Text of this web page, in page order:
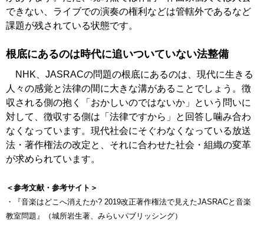
できない、ライブでの演奏の権利などは管轄外であるなど
課題が残されている状態です。
根底にあるのは時代に追いついていない法整備
NHK、JASRACの問題の根底にあるのは、現代に生きる
人々の感覚と法律の間に大きな溝があることでしょう。徴
収される側の抱く「おかしいのではないか」という問いに
対して、徴収する側は「法律ですから」と回答し噛み合わ
なくなっています。現代社会にそぐわなくなっている放送
法・著作権法の改定と、それに合わせた社会・組織の変革
が求められています。
＜参考文献・参考サイト＞
・『音楽はどこへ消えたか? 2019改正著作権法で見えたJASRACと音楽
教室問題』（城所岩生著、みらいパブリッシング）